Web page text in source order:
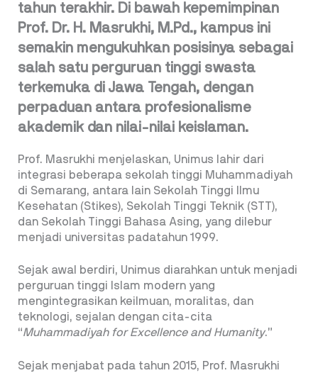
tahun terakhir. Di bawah kepemimpinan
Prof. Dr. H. Masrukhi, M.Pd., kampus ini
semakin mengukuhkan posisinya sebagai
salah satu perguruan tinggi swasta
terkemuka di Jawa Tengah, dengan
perpaduan antara profesionalisme
akademik dan nilai-nilai keislaman.
Prof. Masrukhi menjelaskan, Unimus lahir dari
integrasi beberapa sekolah tinggi Muhammadiyah
di Semarang, antara lain Sekolah Tinggi Ilmu
Kesehatan (Stikes), Sekolah Tinggi Teknik (STT),
dan Sekolah Tinggi Bahasa Asing, yang dilebur
menjadi universitas padatahun 1999.
Sejak awal berdiri, Unimus diarahkan untuk menjadi
perguruan tinggi Islam modern yang
mengintegrasikan keilmuan, moralitas, dan
teknologi, sejalan dengan cita-cita
“Muhammadiyah for Excellence and Humanity.”
Sejak menjabat pada tahun 2015, Prof. Masrukhi